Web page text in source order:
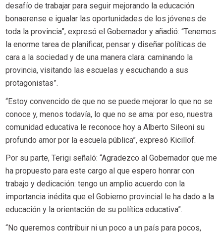
desafío de trabajar para seguir mejorando la educación
bonaerense e igualar las oportunidades de los jóvenes de
toda la provincia”, expresó el Gobernador y añadió: “Tenemos
la enorme tarea de planificar, pensar y diseñar políticas de
cara a la sociedad y de una manera clara: caminando la
provincia, visitando las escuelas y escuchando a sus
protagonistas”.
“Estoy convencido de que no se puede mejorar lo que no se
conoce y, menos todavía, lo que no se ama: por eso, nuestra
comunidad educativa le reconoce hoy a Alberto Sileoni su
profundo amor por la escuela pública”, expresó Kicillof.
Por su parte, Terigi señaló: “Agradezco al Gobernador que me
ha propuesto para este cargo al que espero honrar con
trabajo y dedicación: tengo un amplio acuerdo con la
importancia inédita que el Gobierno provincial le ha dado a la
educación y la orientación de su política educativa”.
“No queremos contribuir ni un poco a un país para pocos,